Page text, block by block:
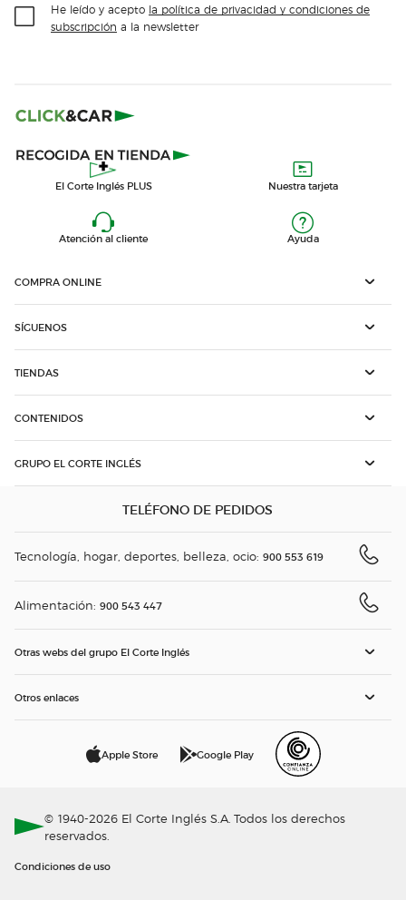
He leído y acepto la política de privacidad y condiciones de
subscripción a la newsletter
El Corte Inglés PLUS Nuestra tarjeta
Atención al cliente Ayuda
COMPRA ONLINE
SÍGUENOS
TIENDAS
CONTENIDOS
GRUPO EL CORTE INGLÉS
TELÉFONO DE PEDIDOS
Tecnología, hogar, deportes, belleza, ocio: 900 553 619
Alimentación: 900 543 447
Otras webs del grupo El Corte Inglés
Otros enlaces
Apple Store Google Play
© 1940-2026 El Corte Inglés S.A. Todos los derechos
reservados.
Condiciones de uso